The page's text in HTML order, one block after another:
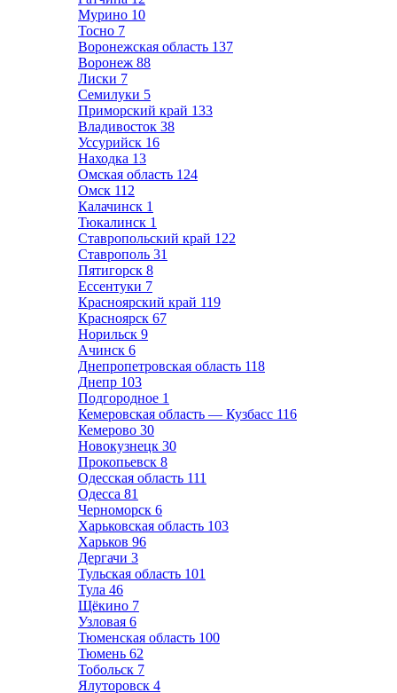
Мурино 10
Тосно 7
Воронежская область 137
Воронеж 88
Лиски 7
Семилуки 5
Приморский край 133
Владивосток 38
Уссурийск 16
Находка 13
Омская область 124
Омск 112
Калачинск 1
Тюкалинск 1
Ставропольский край 122
Ставрополь 31
Пятигорск 8
Ессентуки 7
Красноярский край 119
Красноярск 67
Норильск 9
Ачинск 6
Днепропетровская область 118
Днепр 103
Подгородное 1
Кемеровская область — Кузбасс 116
Кемерово 30
Новокузнецк 30
Прокопьевск 8
Одесская область 111
Одесса 81
Черноморск 6
Харьковская область 103
Харьков 96
Дергачи 3
Тульская область 101
Тула 46
Щёкино 7
Узловая 6
Тюменская область 100
Тюмень 62
Тобольск 7
Ялуторовск 4